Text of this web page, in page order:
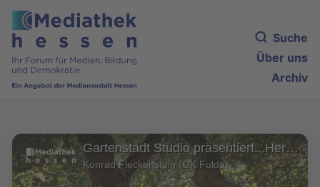
Suche
Über uns
Archiv
Gartenstadt Studio präsentiert...Herbsttag - Rainer Maria Rilke / Ferdinand-Braun Park (Fulda)
Konrad Fleckenstein (OK Fulda)